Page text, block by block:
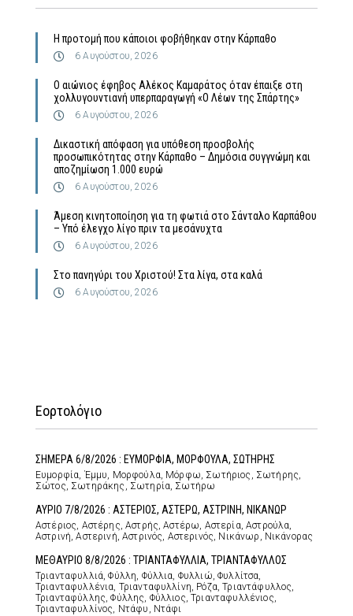
Η προτομή που κάποιοι φοβήθηκαν στην Κάρπαθο
6 Αυγούστου, 2026
Ο αιώνιος έφηβος Αλέκος Καμαράτος όταν έπαιξε στη
χολλυγουντιανή υπερπαραγωγή «Ο Λέων της Σπάρτης»
6 Αυγούστου, 2026
Δικαστική απόφαση για υπόθεση προσβολής
προσωπικότητας στην Κάρπαθο – Δημόσια συγγνώμη και
αποζημίωση 1.000 ευρώ
6 Αυγούστου, 2026
Άμεση κινητοποίηση για τη φωτιά στο Σάνταλο Καρπάθου
– Υπό έλεγχο λίγο πριν τα μεσάνυχτα
6 Αυγούστου, 2026
Στο πανηγύρι του Χριστού! Στα λίγα, στα καλά
6 Αυγούστου, 2026
Εορτολόγιο
ΣΗΜΕΡΑ 6/8/2026 : ΕΥΜΟΡΦΙΑ, ΜΟΡΦΟΥΛΑ, ΣΩΤΗΡΗΣ
Ευμορφία, Έμμυ, Μορφούλα, Μόρφω, Σωτήριος, Σωτήρης,
Σώτος, Σωτηράκης, Σωτηρία, Σωτήρω
ΑΥΡΙΟ 7/8/2026 : ΑΣΤΕΡΙΟΣ, ΑΣΤΕΡΩ, ΑΣΤΡΙΝΗ, ΝΙΚΑΝΩΡ
Αστέριος, Αστέρης, Αστρής, Αστέρω, Αστερία, Αστρούλα,
Αστρινή, Αστερινή, Αστρινός, Αστερινός, Νικάνωρ, Νικάνορας
ΜΕΘΑΥΡΙΟ 8/8/2026 : ΤΡΙΑΝΤΑΦΥΛΛΙΑ, ΤΡΙΑΝΤΑΦΥΛΛΟΣ
Τριανταφυλλιά, Φύλλη, Φύλλια, Φυλλιώ, Φυλλίτσα,
Τριανταφυλλένια, Τριανταφυλλίνη, Ρόζα, Τριαντάφυλλος,
Τριανταφύλλης, Φύλλης, Φύλλιος, Τριανταφυλλένιος,
Τριανταφυλλίνος, Ντάφυ, Ντάφι